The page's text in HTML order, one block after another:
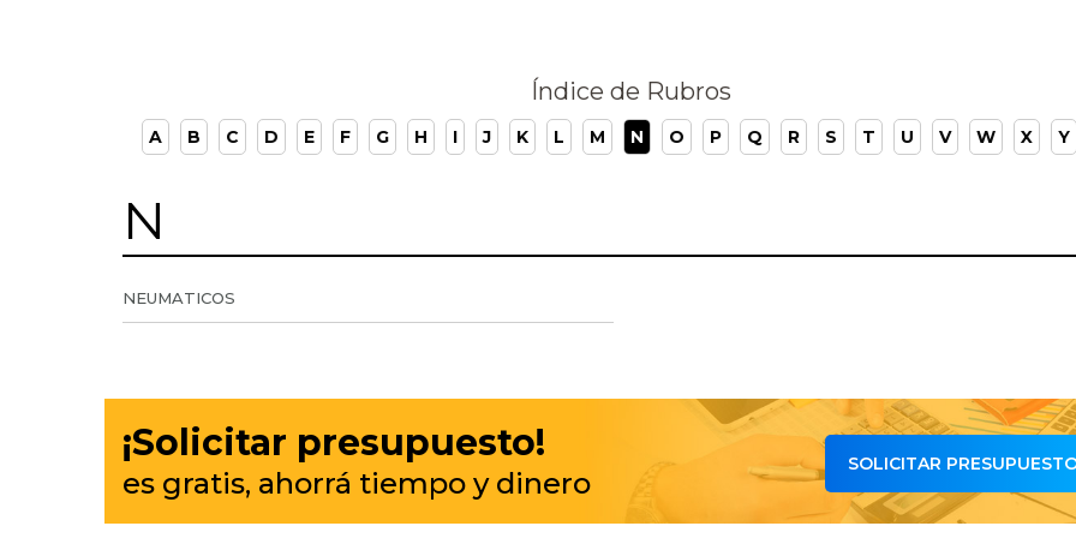
Índice de Rubros
A B C D E F G H I J K L M N O P Q R S T U V W X Y
N
NEUMATICOS
¡Solicitar presupuesto!
es gratis, ahorrá tiempo y dinero
SOLICITAR